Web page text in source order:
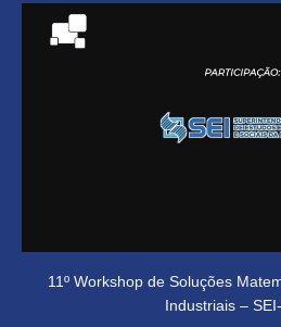
11º Workshop de Soluções
Industriais –